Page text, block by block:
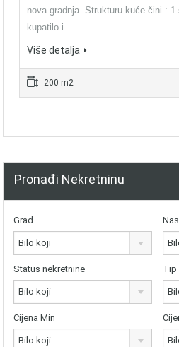
nova gradnja. Strukturu kuće čini :
kupatilo i…
Više detalja
200 m2
Pronađi Nekretninu
Grad
Bilo koji
Status nekretnine
Bilo koji
Tip
Cijena Min
Bilo koji